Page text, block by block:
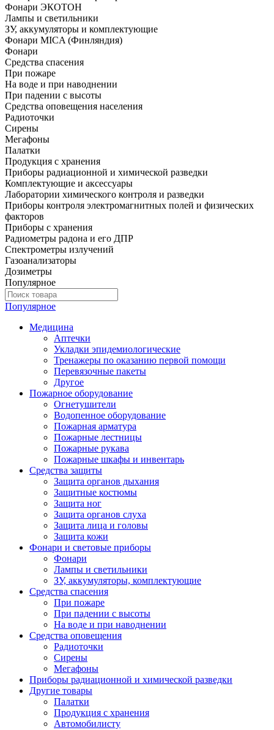
Фонари ЭКОТОН
Лампы и светильники
ЗУ, аккумуляторы и комплектующие
Фонари MICA (Финляндия)
Фонари
Средства спасения
При пожаре
На воде и при наводнении
При падении с высоты
Средства оповещения населения
Радиоточки
Сирены
Мегафоны
Палатки
Продукция с хранения
Приборы радиационной и химической разведки
Комплектующие и аксессуары
Лаборатории химического контроля и разведки
Приборы контроля электромагнитных полей и физических
факторов
Приборы с хранения
Радиометры радона и его ДПР
Спектрометры излучений
Газоанализаторы
Дозиметры
Популярное
Популярное
Медицина
Аптечки
Укладки эпидемиологические
Тренажеры по оказанию первой помощи
Перевязочные пакеты
Другое
Пожарное оборудование
Огнетушители
Водопенное оборудование
Пожарная арматура
Пожарные лестницы
Пожарные рукава
Пожарные шкафы и инвентарь
Средства защиты
Защита органов дыхания
Защитные костюмы
Защита ног
Защита органов слуха
Защита лица и головы
Защита кожи
Фонари и световые приборы
Фонари
Лампы и светильники
ЗУ, аккумуляторы, комплектующие
Средства спасения
При пожаре
При падении с высоты
На воде и при наводнении
Средства оповещения
Радиоточки
Сирены
Мегафоны
Приборы радиационной и химической разведки
Другие товары
Палатки
Продукция с хранения
Автомобилисту